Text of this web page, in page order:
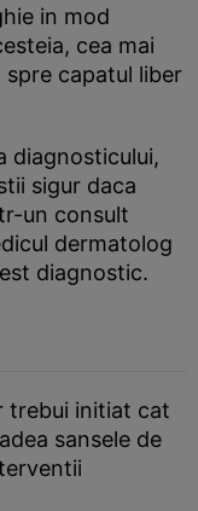
in mod
cea mai
capatul liber
diagnosticului,
sigur daca
un consult
dermatolog
diagnostic.
trebui initiat cat
sansele de